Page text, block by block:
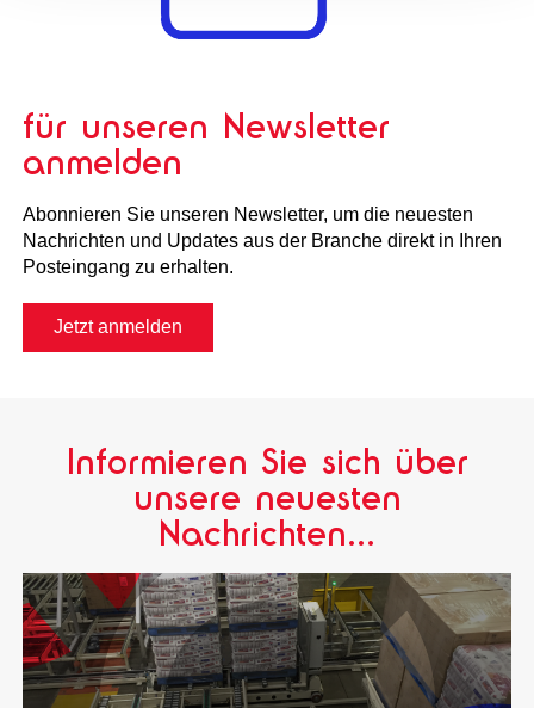
für unseren Newsletter
anmelden
Abonnieren Sie unseren Newsletter, um die neuesten
Nachrichten und Updates aus der Branche direkt in Ihren
Posteingang zu erhalten.
Jetzt anmelden
Informieren Sie sich über
unsere neuesten
Nachrichten...